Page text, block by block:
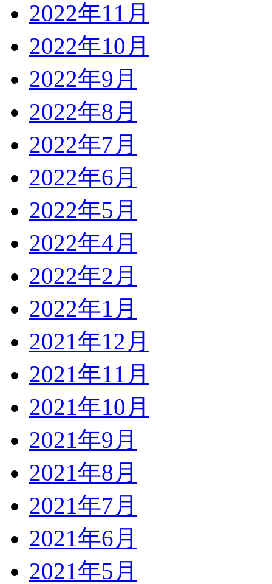
2022年11月
2022年10月
2022年9月
2022年8月
2022年7月
2022年6月
2022年5月
2022年4月
2022年2月
2022年1月
2021年12月
2021年11月
2021年10月
2021年9月
2021年8月
2021年7月
2021年6月
2021年5月